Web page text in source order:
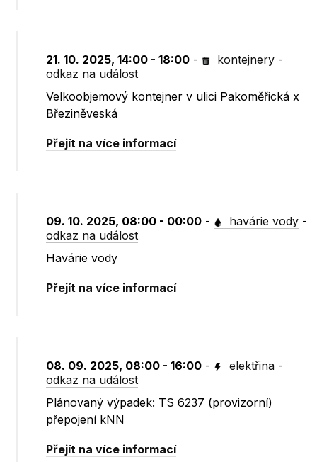
21. 10. 2025, 14:00 - 18:00 - kontejnery -
odkaz na událost
Velkoobjemový kontejner v ulici Pakoměřická x
Březiněveská
Přejít na více informací
09. 10. 2025, 08:00 - 00:00 - havárie vody -
odkaz na událost
Havárie vody
Přejít na více informací
08. 09. 2025, 08:00 - 16:00 - elektřina -
odkaz na událost
Plánovaný výpadek: TS 6237 (provizorní)
přepojení kNN
Přejít na více informací